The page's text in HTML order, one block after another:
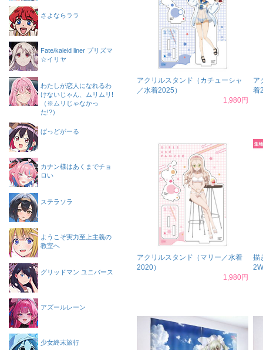
アクリルスタンド（カチューシャ
／水着2025）
1,980円
ア
着
アクリルスタンド（マリー／水着
2020）
1,980円
描
さよならララ
Fate/kaleid liner プリズマ
☆イリヤ
わたしが恋人になれるわ
けないじゃん、ムリムリ!
（※ムリじゃなかっ
た!?）
ばっどがーる
カナン様はあくまでチョ
ロい
ステラソラ
ようこそ実力至上主義の
教室へ
グリッドマン ユニバース
アズールレーン
少女終末旅行